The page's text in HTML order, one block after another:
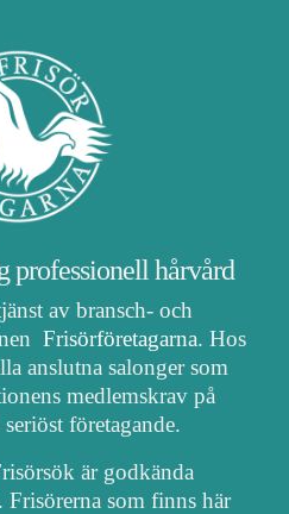
professionell hårvård
av bransch- och
Frisörföretagarna. Hos
anslutna salonger som
medlemskrav på
företagande.
är godkända
Frisörerna som finns här